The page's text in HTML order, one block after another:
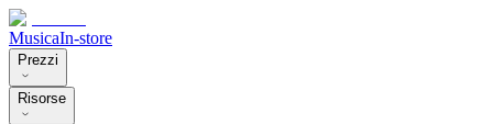
MusicaIn-store
Prezzi
Risorse